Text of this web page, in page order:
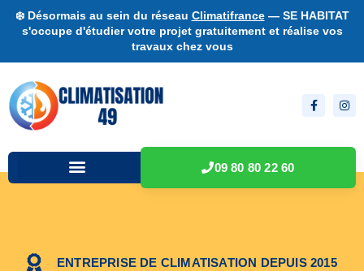
❄️ Désormais au sein du réseau Climatifrance— SE HABITAT
s'occupe d'étudier votre projet gratuitement et réalise vos
travaux chez vous
09 80 80 22 60
ENTREPRISE DE CLIMATISATION DEPUIS 2015